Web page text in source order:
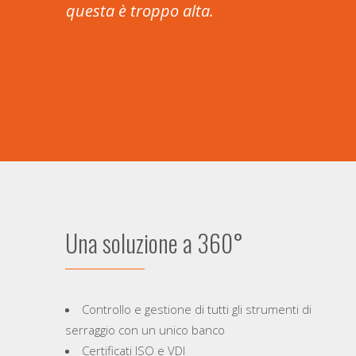
questa è troppo alta.
Una soluzione a 360°
Controllo e gestione di tutti gli strumenti di
serraggio con un unico banco
Certificati ISO e VDI